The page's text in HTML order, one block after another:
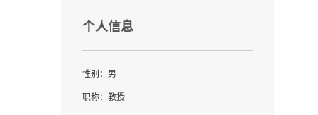
个人信息
性别：男
职称：教授